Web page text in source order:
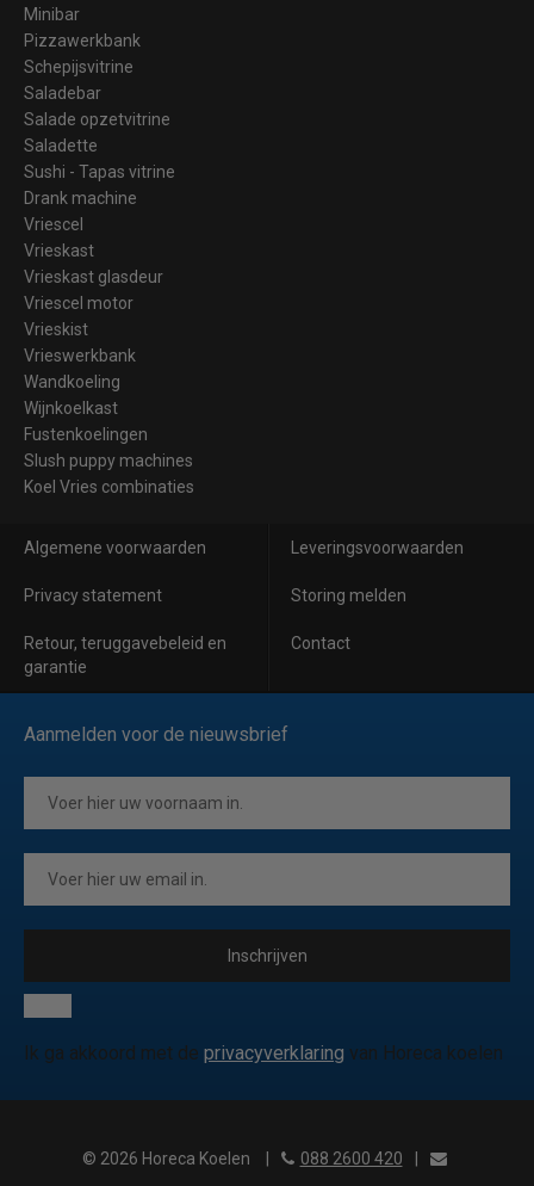
Minibar
Pizzawerkbank
Schepijsvitrine
Saladebar
Salade opzetvitrine
Saladette
Sushi - Tapas vitrine
Drank machine
Vriescel
Vrieskast
Vrieskast glasdeur
Vriescel motor
Vrieskist
Vrieswerkbank
Wandkoeling
Wijnkoelkast
Fustenkoelingen
Slush puppy machines
Koel Vries combinaties
Algemene voorwaarden Leveringsvoorwaarden
Privacy statement Storing melden
Retour, teruggavebeleid en
garantie
Contact
Aanmelden voor de nieuwsbrief
Inschrijven
Ik ga akkoord met de privacyverklaring van Horeca koelen
© 2026 Horeca Koelen 088 2600 420